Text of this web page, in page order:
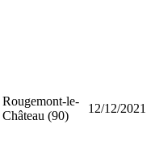
Rougemont-le-
Château (90)
12/12/2021